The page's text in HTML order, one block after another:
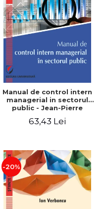
Manual de control intern
managerial in sectorul
public - Jean-Pierre
63,43 Lei
-20%